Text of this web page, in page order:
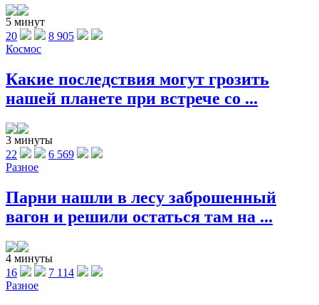
5 минут
20
8 905
Космос
Какие последствия могут грозить
нашей планете при встрече со ...
3 минуты
22
6 569
Разное
Парни нашли в лесу заброшенный
вагон и решили остаться там на ...
4 минуты
16
7 114
Разное